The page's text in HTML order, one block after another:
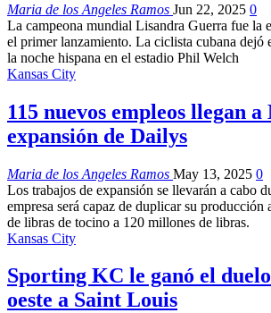
Maria de los Angeles Ramos Jun 22, 2025 0
La campeona mundial Lisandra Guerra fue la
el primer lanzamiento. La ciclista cubana dejó
la noche hispana en el estadio Phil Welch
Kansas City
115 nuevos empleos llegan
expansión de Dailys
Maria de los Angeles Ramos May 13, 2025 0
Los trabajos de expansión se llevarán a cabo
empresa será capaz de duplicar su producción
de libras de tocino a 120 millones de libras.
Kansas City
Sporting KC le ganó el
oeste a Saint Louis